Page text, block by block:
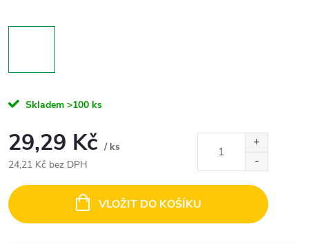
Skladem >100 ks
29,29 Kč / ks
24,21 Kč bez DPH
cena:
VLOŽIT DO KOŠÍKU